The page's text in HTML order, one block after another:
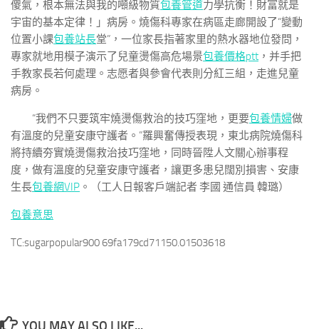
傻氣，根本無法與我的噸級物質包養管道力學抗衡！財富就是
宇宙的基本定律！」病房。燒傷科專家在病區走廊開設了“變動
位置小課包養站長堂”，一位家長指著家里的熱水器地位發問，
專家就地用模子演示了兒童燙傷高危場景包養價格ptt ，并手把
手教家長若何處理。志愿者與參會代表則分紅三組，走進兒童
病房。
“我們不只要筑牢燒燙傷救治的技巧窪地，更要包養情婦做
有溫度的兒童安康守護者。”羅興奮傳授表現，東北病院燒傷科
將持續夯實燒燙傷救治技巧窪地，同時晉陞人文關心辦事程
度，做有溫度的兒童安康守護者，讓更多患兒闊別損害、安康
生長包養網VIP 。（工人日報客戶端記者 李國 通信員 韓璐）
包養意思
TC:sugarpopular900 69fa179cd71150.01503618